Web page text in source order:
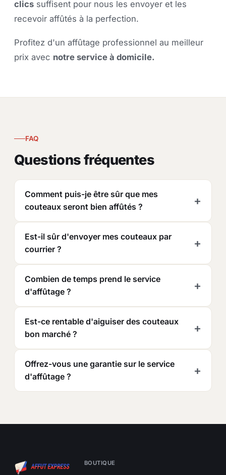
clics suffisent pour nous les envoyer et les
recevoir affûtés à la perfection.
Profitez d'un affûtage professionnel au meilleur
prix avec notre service à domicile.
FAQ
Questions fréquentes
Comment puis-je être sûr que mes
couteaux seront bien affûtés ?
Est-il sûr d'envoyer mes couteaux par
courrier ?
Combien de temps prend le service
d'affûtage ?
Est-ce rentable d'aiguiser des couteaux
bon marché ?
Offrez-vous une garantie sur le service
d'affûtage ?
BOUTIQUE